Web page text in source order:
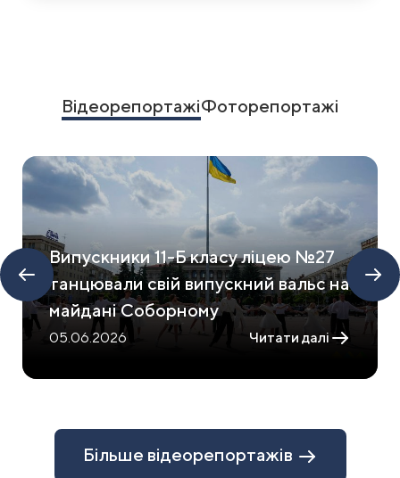
ВідеорепортажіФоторепортажі
Випускники 11-Б класу ліцею №27
танцювали свій випускний вальс на
майдані Соборному
05.06.2026 Читати далі
Більше відеорепортажів